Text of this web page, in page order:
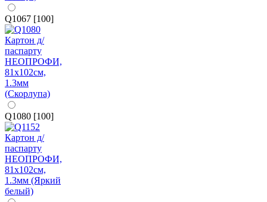
Q1067 [100]
Q1080 [100]